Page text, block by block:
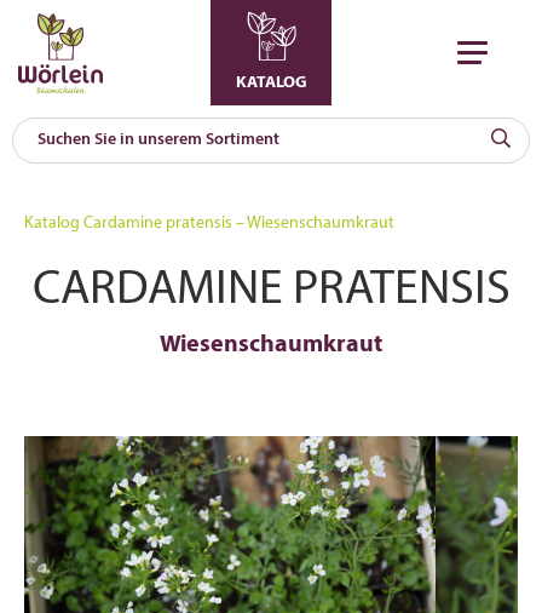
KATALOG
Katalog Cardamine pratensis – Wiesenschaumkraut
CARDAMINE PRATENSIS
Wiesenschaumkraut